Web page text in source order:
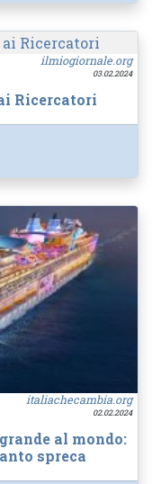
ilmiogiornale.org
03.02.2024
Ricercatori
italiachecambia.org
02.02.2024
al mondo:
spreca